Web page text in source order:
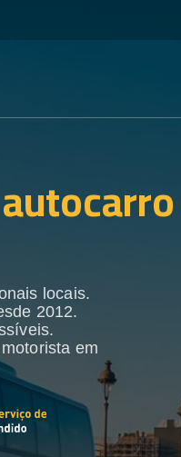
autocarro
locais.
2012.
em